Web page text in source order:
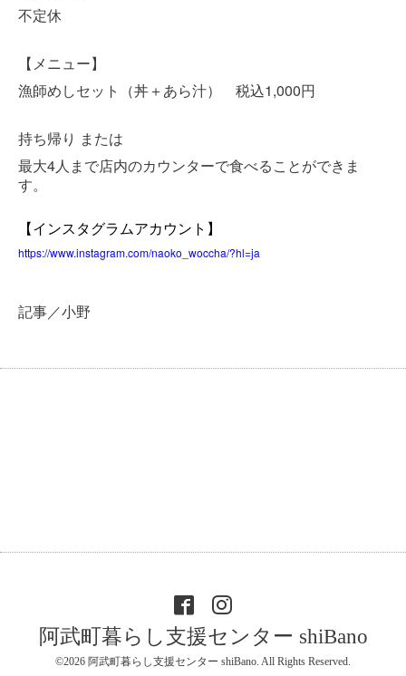
不定休
【メニュー】
漁師めしセット（丼＋あら汁） 税込1,000円
持ち帰り または
最大4人まで店内のカウンターで食べることができま
す。
【インスタグラムアカウント】
https://www.instagram.com/naoko_woccha/?hl=ja
記事／小野
阿武町暮らし支援センター shiBano
©2026 阿武町暮らし支援センター shiBano . All Rights Reserved.